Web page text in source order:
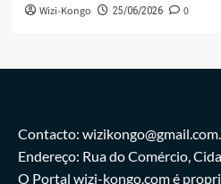
Wizi-Kongo 25/06/2026 0
Contacto:
Endereço: Rua do Comércio,
O Portal wizi-kongo.com é